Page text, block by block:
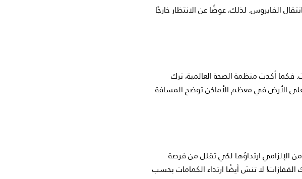
الإجمالية لتمنع انتقال الفايروس. لذلك، عوضًا عن الانتظار خارجًا
فكما أكدت منظمة الصحة العالمية، ترك
على الأرض في معظم الأماكن توضح المسافة
من الإلزامي ارتداؤها لكي تقلل من فرصة
لا تنسَ أيضًا ارتداء الكمامات بحسب